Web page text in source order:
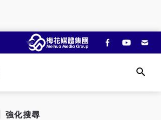
強化搜尋